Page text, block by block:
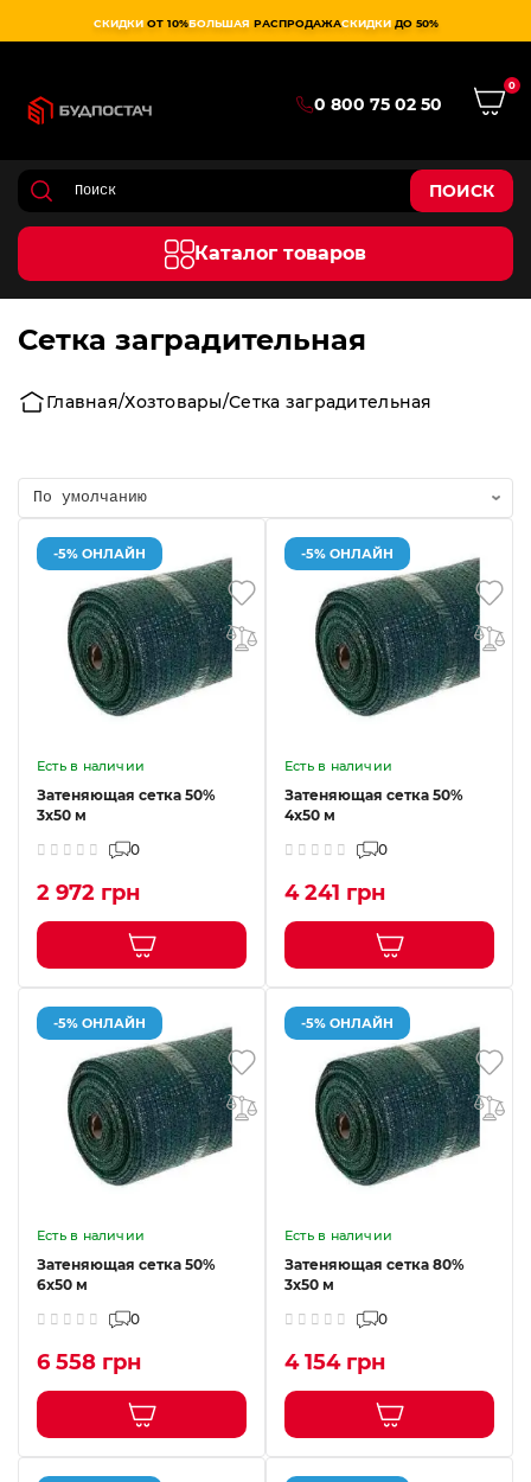
СКИДКИ ОТ 10%БОЛЬШАЯ РАСПРОДАЖАСКИДКИ ДО 50%
0 800 75 02 50
0
ПОИСК
Каталог товаров
Сетка заградительная
Главная Хозтовары Сетка заградительная
-5% ОНЛАЙН
Есть в наличии
Затеняющая сетка 50%
3x50 м
0
2 972 грн
-5% ОНЛАЙН
Есть в наличии
Затеняющая сетка 50%
4x50 м
0
4 241 грн
-5% ОНЛАЙН
Есть в наличии
Затеняющая сетка 50%
6x50 м
0
6 558 грн
-5% ОНЛАЙН
Есть в наличии
Затеняющая сетка 80%
3x50 м
0
4 154 грн